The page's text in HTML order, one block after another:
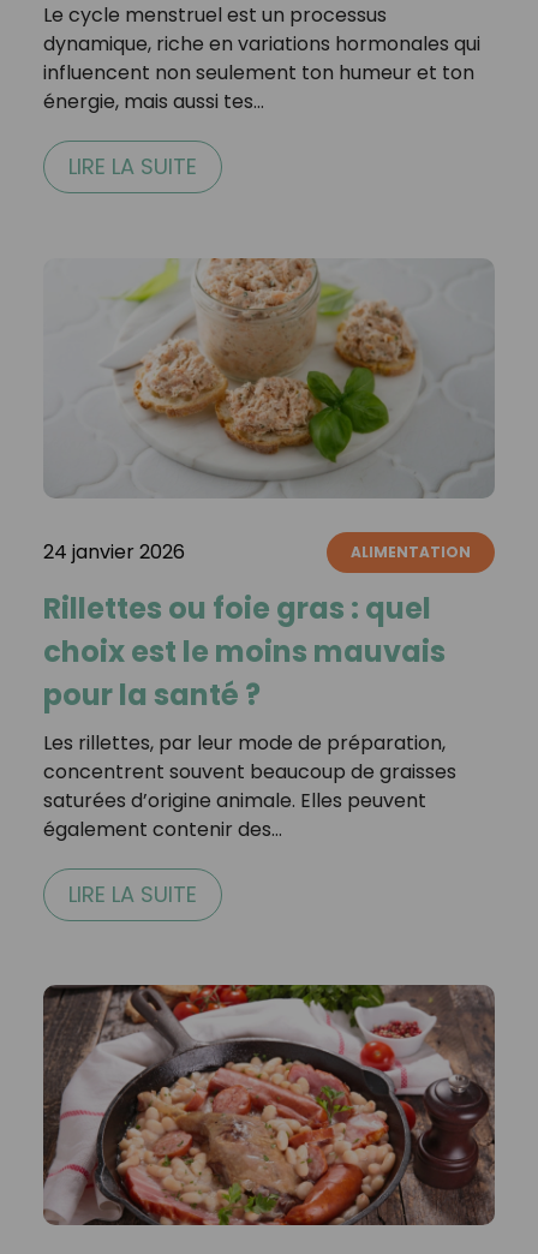
Le cycle menstruel est un processus
dynamique, riche en variations hormonales qui
influencent non seulement ton humeur et ton
énergie, mais aussi tes…
LIRE LA SUITE
24 janvier 2026 ALIMENTATION
Rillettes ou foie gras : quel
choix est le moins mauvais
pour la santé ?
Les rillettes, par leur mode de préparation,
concentrent souvent beaucoup de graisses
saturées d’origine animale. Elles peuvent
également contenir des…
LIRE LA SUITE